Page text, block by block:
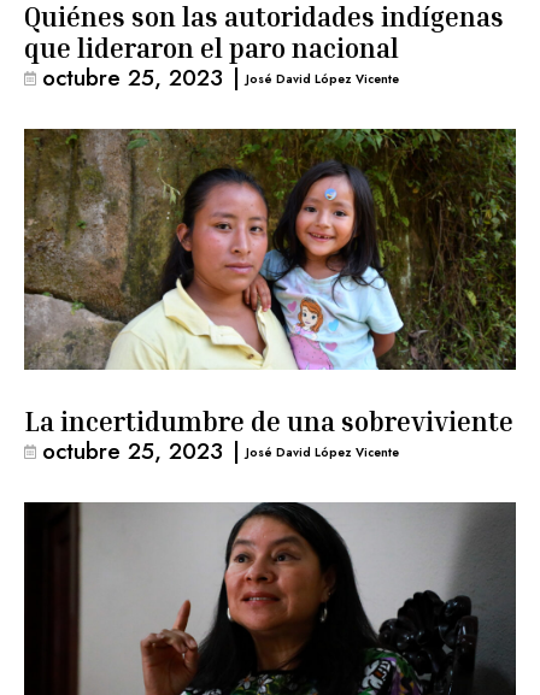
Quiénes son las autoridades indígenas
que lideraron el paro nacional
octubre 25, 2023 | José David López Vicente
La incertidumbre de una sobreviviente
octubre 25, 2023 | José David López Vicente